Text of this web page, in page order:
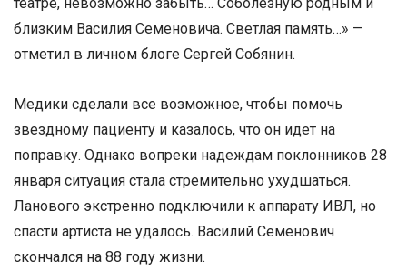
близким Василия Семеновича. Светлая память…» —
отметил в личном блоге Сергей Собянин.
Медики сделали все возможное, чтобы помочь
звездному пациенту и казалось, что он идет на
поправку. Однако вопреки надеждам поклонников 28
января ситуация стала стремительно ухудшаться.
Ланового экстренно подключили к аппарату ИВЛ, но
спасти артиста не удалось. Василий Семенович
скончался на 88 году жизни.